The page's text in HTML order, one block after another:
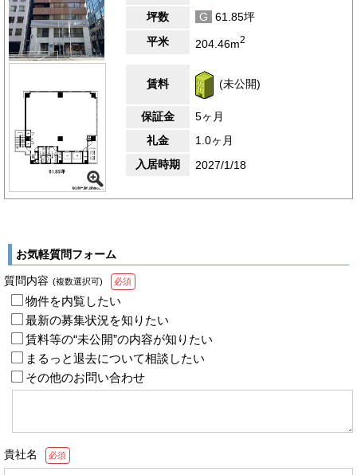
坪数
G
61.85坪
平米
204.46m2
賃料 (未公開)
保証金
5ヶ月
礼金
1.0ヶ月
入居時期
2027/1/18
お気軽質問フォーム
質問内容 (複数選択可) 必須
物件を内覧したい
最新の募集状況を知りたい
賃料等の“未公開”の内容が知りたい
まるっと退去について相談したい
その他のお問い合わせ
貴社名 必須